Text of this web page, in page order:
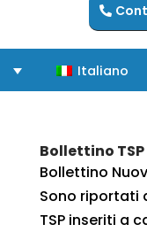
Italiano
Bollettino
Bollettino
Sono riportati
TSP inseriti a